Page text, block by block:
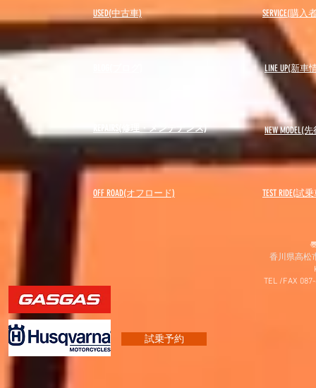
USED(中古車) SERVICE(購
LINE UP(新車
REPAIRS(修理・メンテナンス) NEW MODEL(先
OFF ROAD(オフロード) ​TEST RIDE(試
試乗予約
香川県高松
TEL /FAX